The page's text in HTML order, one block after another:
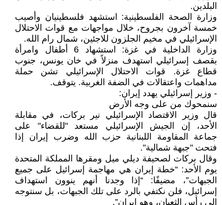
البلدين.
وزارة الصحة الفلسطينية: استشهد فلسطينيان وأصيب
خمسة آخرون بجروح، خلال مواجهات مع قوات الاحتلال
الإسرائيلي في مخيم الجلزون للاجئين، شمال رام الله.
وزارة الداخلية في غزة: استشهاد 6 أطفال وامرأة
بقصف إسرائيلي استهدف منزلاً في خان يونس، جنوب
قطاع غزة. قوات الاحتلال الإسرائيلي تشن حملة
مداهمات واعتقالات في الضفة الغربية. يتوقف.
- وزير إسرائيلي يهدد إيران:
سنمحوك من على وجه الأرض
قال وزير الاقتصاد الإسرائيلي نير بركات، في مقابلة
الأحد، إن الجيش الإسرائيلي مستعد "للقضاء" على
جماعة المقاومة اللبنانية حزب الله وضرب إيران إذا
فتحت "جبهة شمالية".
وقال بركات لصحيفة ديلي ميل ومقرها المملكة المتحدة
يوم الأحد: “خطة إيران هي مهاجمة إسرائيل على جميع
الجبهات”، مضيفًا: “إذا وجدنا أنهم ينوون استهداف
إسرائيل، فلن نكتفي بالرد على تلك الجبهات، بل سنتوجه
إلى رأس الثعبان، وهو إيران”.